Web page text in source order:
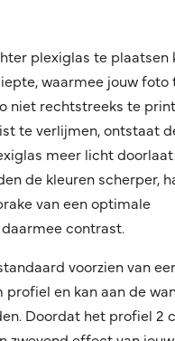
plexiglas te plaatsen
waarmee jouw foto
niet rechtstreeks te
te verlijmen, ontstaat
meer licht
de kleuren scherper,
van een optimale
contrast.
voorzien van een
en kan aan de
Doordat het profiel 2